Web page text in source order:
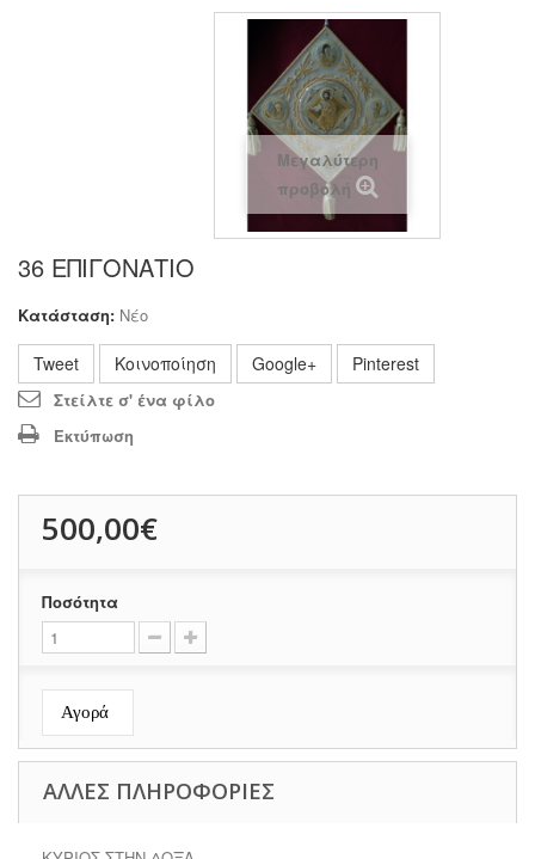
Μεγαλύτερη
προβολή
36 ΕΠΙΓΟΝΑΤΙΟ
Κατάσταση: Νέο
Tweet Κοινοποίηση Google+ Pinterest
Στείλτε σ' ένα φίλο
Εκτύπωση
500,00€
Ποσότητα
Αγορά
ΆΛΛΕΣ ΠΛΗΡΟΦΟΡΊΕΣ